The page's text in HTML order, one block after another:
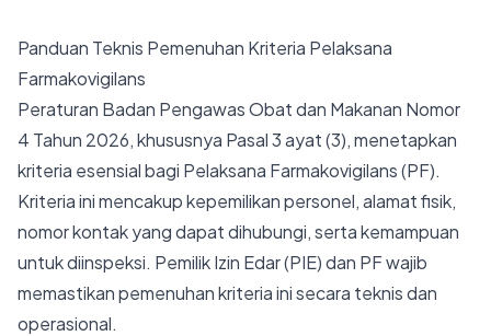
Panduan Teknis Pemenuhan Kriteria Pelaksana
Farmakovigilans
Peraturan Badan Pengawas Obat dan Makanan Nomor
4 Tahun 2026, khususnya Pasal 3 ayat (3), menetapkan
kriteria esensial bagi Pelaksana Farmakovigilans (PF).
Kriteria ini mencakup kepemilikan personel, alamat fisik,
nomor kontak yang dapat dihubungi, serta kemampuan
untuk diinspeksi. Pemilik Izin Edar (PIE) dan PF wajib
memastikan pemenuhan kriteria ini secara teknis dan
operasional.